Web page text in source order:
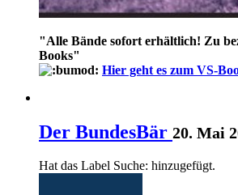
"Alle Bände sofort erhältlich! Zu
Books"
Hier geht es zum VS-
Der BundesBär 20. Mai
Hat das Label Suche: hinzugefügt.